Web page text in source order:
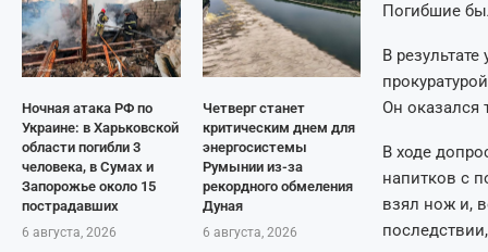
Ночная атака РФ по
Украине: в Харьковской
области погибли 3
человека, в Сумах и
Запорожье около 15
пострадавших
6 августа, 2026
Четверг станет
критическим днем для
энергосистемы
Румынии из-за
рекордного обмеления
Дуная
6 августа, 2026
Погибшие
В
Он
В ходе
напитков с
взял нож и,